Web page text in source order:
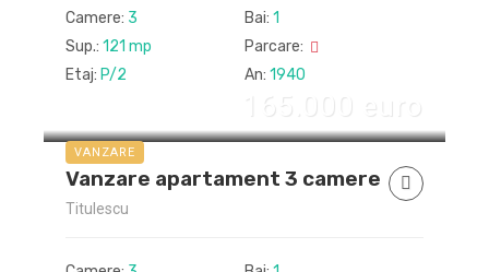
Camere: 3 Bai: 1
Sup.: 121 mp
Parcare:
Etaj: P/2 An: 1940
VANZARE
165.000 euro
Vanzare apartament 3 camere
Titulescu